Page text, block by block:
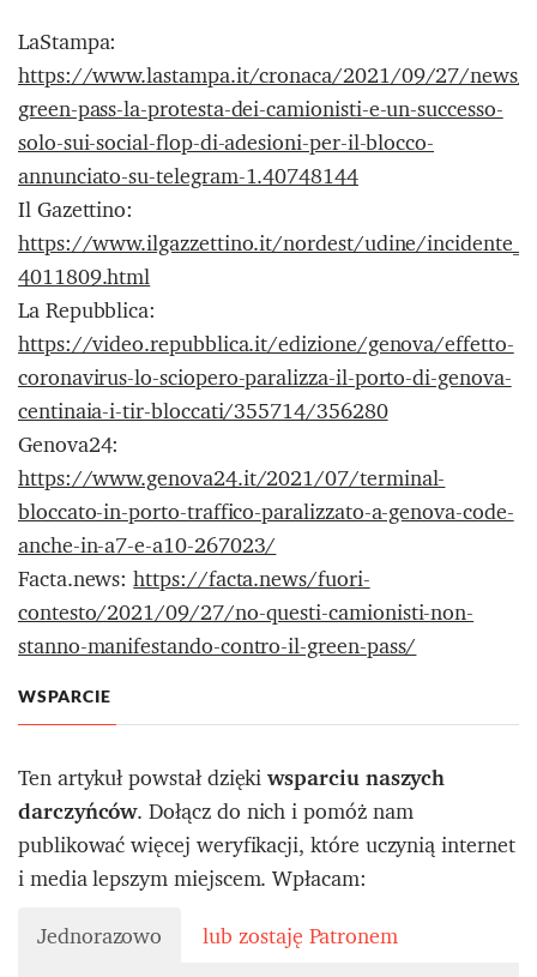
LaStampa:
https://www.lastampa.it/cronaca/2021/09/27/news/
green-pass-la-protesta-dei-camionisti-e-un-successo-
solo-sui-social-flop-di-adesioni-per-il-blocco-
annunciato-su-telegram-1.40748144
Il Gazettino:
https://www.ilgazzettino.it/nordest/udine/
4011809.html
La Repubblica:
https://video.repubblica.it/edizione/genova/effetto-
coronavirus-lo-sciopero-paralizza-il-porto-di-genova-
centinaia-i-tir-bloccati/355714/356280
Genova24:
https://www.genova24.it/2021/07/terminal-
bloccato-in-porto-traffico-paralizzato-a-genova-code-
anche-in-a7-e-a10-267023/
Facta.news:https://facta.news/fuori-
contesto/2021/09/27/no-questi-camionisti-non-
stanno-manifestando-contro-il-green-pass/
WSPARCIE
Ten artykuł powstał dziękiwsparciu naszych
darczyńców. Dołącz do nich i pomóż nam
publikować więcej weryfikacji, które uczynią internet
i media lepszym miejscem. Wpłacam:
Jednorazowo
lub zostaję Patronem